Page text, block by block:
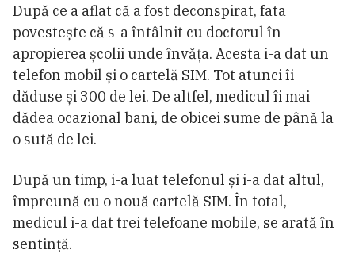
După ce a aflat că a fost deconspirat, fata
povestește că s-a întâlnit cu doctorul în
apropierea școlii unde învăța. Acesta i-a dat un
telefon mobil și o cartelă SIM. Tot atunci îi
dăduse și 300 de lei. De altfel, medicul îi mai
dădea ocazional bani, de obicei sume de până la
o sută de lei.
După un timp, i-a luat telefonul și i-a dat altul,
împreună cu o nouă cartelă SIM. În total,
medicul i-a dat trei telefoane mobile, se arată în
sentință.